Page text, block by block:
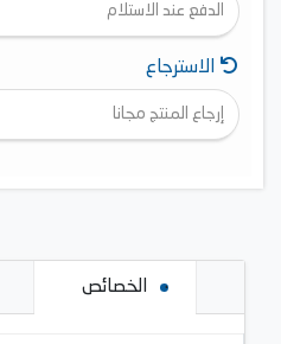
الدفع عند الاستلام
الاسترجاع
إرجاع المنتج مجانا
الخصائص